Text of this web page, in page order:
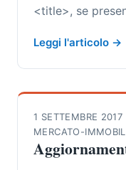
<title>, se
Leggi l'articolo →
1 SETTEMBRE 2017
MERCATO-